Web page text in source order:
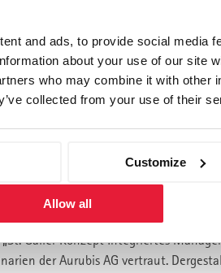
and ads, to provide social media
about your use of our site
who may combine it with other
collected from your use of their
Customize
Allow all
2014 folgten ca. 20 Teilnehmende
bei der „Aurubis AG“, einem der
Galler Business School, Herrn Sören
die wesentlichen Zahlen,
Galler Konzept Integriertes
der Aurubis AG vertraut.